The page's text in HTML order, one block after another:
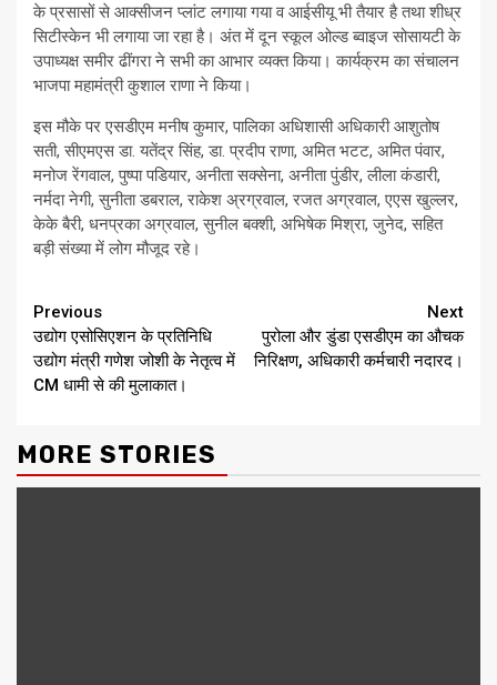
के प्रसासों से आक्सीजन प्लांट लगाया गया व आईसीयू भी तैयार है तथा शीध्र
सिटीस्केन भी लगाया जा रहा है। अंत में दून स्कूल ओल्ड ब्वाइज सोसायटी के
उपाध्यक्ष समीर ढींगरा ने सभी का आभार व्यक्त किया। कार्यक्रम का संचालन
भाजपा महामंत्री कुशाल राणा ने किया।
इस मौके पर एसडीएम मनीष कुमार, पालिका अधिशासी अधिकारी आशुतोष
सती, सीएमएस डा. यतेंद्र सिंह, डा. प्रदीप राणा, अमित भटट, अमित पंवार,
मनोज रेंगवाल, पुष्पा पडियार, अनीता सक्सेना, अनीता पुंडीर, लीला कंडारी,
नर्मदा नेगी, सुनीता डबराल, राकेश अ्रग्रवाल, रजत अग्रवाल, एएस खुल्लर,
केके बैरी, धनप्रका अग्रवाल, सुनील बक्शी, अभिषेक मिश्रा, जुनेद, सहित
बड़ी संख्या में लोग मौजूद रहे।
Continue
Reading
Previous
उद्योग एसोसिएशन के प्रतिनिधि
उद्योग मंत्री गणेश जोशी के नेतृत्व में
CM धामी से की मुलाकात।
Next
पुरोला और डुंडा एसडीएम का औचक
निरिक्षण, अधिकारी कर्मचारी नदारद।
MORE STORIES